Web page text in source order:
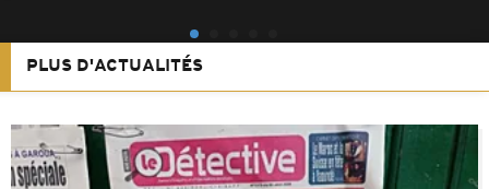
PLUS D'ACTUALITÉS